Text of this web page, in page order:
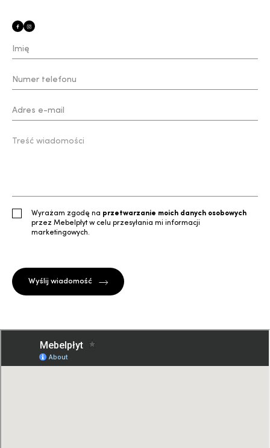
Wyrażam zgodę na przetwarzanie moich danych osobowych
przez Mebelpłyt w celu przesyłania mi informacji
marketingowych.